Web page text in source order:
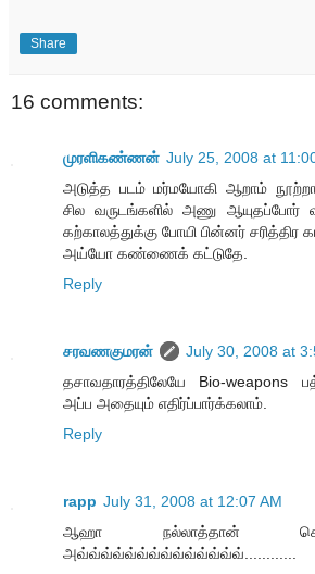
Share
16 comments:
முரளிகண்ணன் July 25, 2008 at
அடுத்த படம் மர்மயோகி ஆறாம்
சில வருடங்களில் அணு ஆயுதப்போர்
கற்காலத்துக்கு போயி பின்னர் சரித்திர
அய்யோ கண்ணைக் கட்டுதே.
Reply
சரவணகுமரன்
July 30, 2008 at
தசாவதாரத்திலேயே Bio-weapons
அப்ப அதையும் எதிர்ப்பார்க்கலாம்.
Reply
rapp July 31, 2008 at 12:07 AM
ஆஹா நல்லாத்தான்
அவ்வ்வ்வ்வ்வ்வ்வ்வ்வ்வ்வ்வ்வ்............